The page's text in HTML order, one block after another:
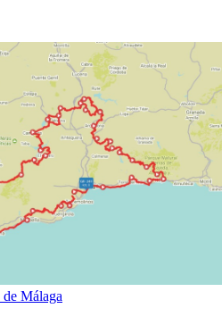
Málaga